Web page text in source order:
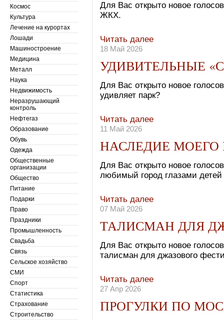
Для Вас открыто новое
ЖКХ.
Читать далее
18 Май 2026
УДИВИТЕЛЬНЫЕ
Для Вас открыто новое
удивляет парк?
Читать далее
11 Май 2026
НАСЛЕДИЕ МОЕГО
Для Вас открыто новое
любимый город глазами детей
Читать далее
07 Май 2026
ТАЛИСМАН ДЛЯ
Для Вас открыто новое
талисман для джазового
Читать далее
27 Апр 2026
ПРОГУЛКИ ПО
Космос
Культура
Лечение на курортах
Лошади
Машиностроение
Медицина
Металл
Наука
Недвижимость
Неразрушающий
контроль
Нефтегаз
Образование
Обувь
Одежда
Общественные
организации
Общество
Питание
Подарки
Право
Праздники
Промышленность
Свадьба
Связь
Сельское хозяйство
СМИ
Спорт
Статистика
Страхование
Строительство